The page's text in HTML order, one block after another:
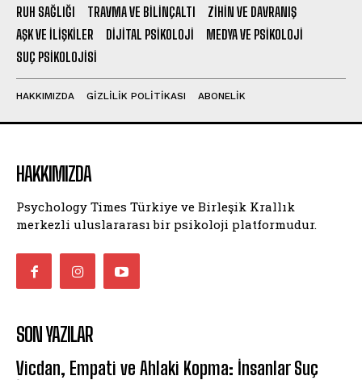
RUH SAĞLIĞI TRAVMA VE BILINÇALTI
ZIHIN VE DAVRANIŞ
AŞK VE İLIŞKILER
DIJITAL PSIKOLOJI
MEDYA VE PSIKOLOJI
SUÇ PSIKOLOJISI
HAKKIMIZDA GIZLILIK POLITIKASI ABONELIK
HAKKIMIZDA
Psychology Times Türkiye ve Birleşik Krallık
merkezli uluslararası bir psikoloji platformudur.
SON YAZILAR
Vicdan, Empati ve Ahlaki Kopma: İnsanlar Suç